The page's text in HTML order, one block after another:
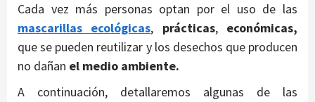
Cada vez más personas optan por el uso de las
mascarillas ecológicas, prácticas, económicas,
que se pueden reutilizar y los desechos que producen
no dañan el medio ambiente.
A continuación, detallaremos algunas de las